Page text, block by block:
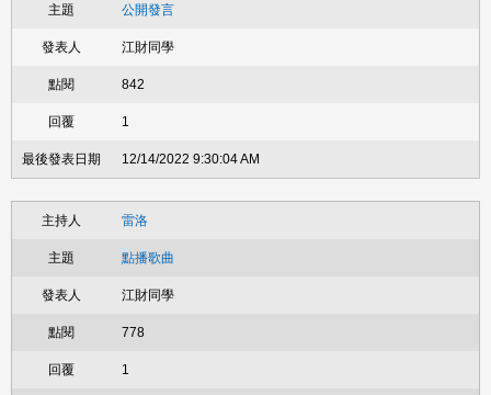
公開發言
江財同學
842
1
12/14/2022 9:30:04 AM
雷洛
點播歌曲
江財同學
778
1